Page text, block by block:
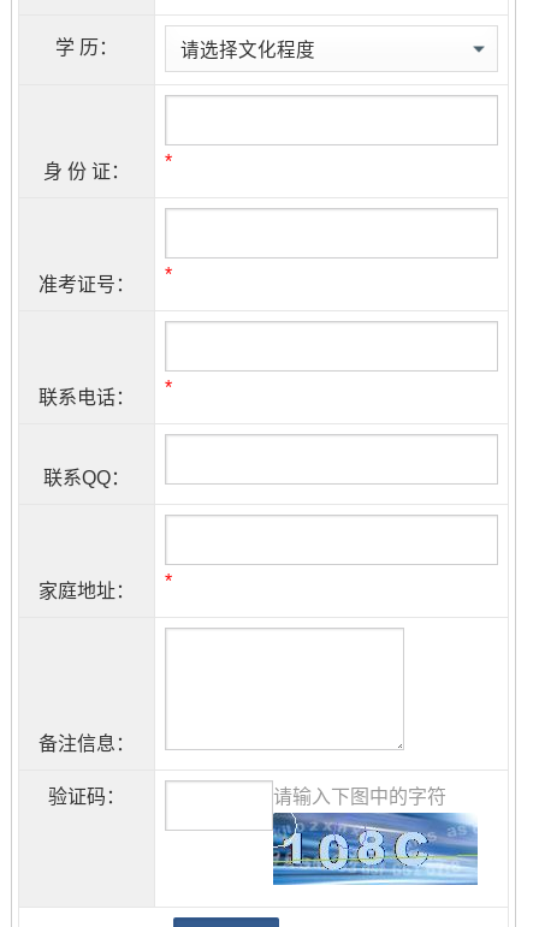
学 历：
身 份 证： *
准考证号： *
联系电话： *
联系QQ：
家庭地址： *
备注信息：
验证码： 请输入下图中的字符